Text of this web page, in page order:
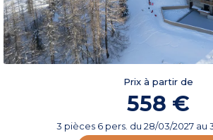
Prix à partir de
558 €
3 pièces 6 pers. du 28/03/2027au